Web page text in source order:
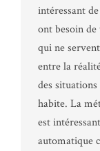
intéressant
ont besoin de
qui ne
entre la
des
habite. La
est
automatique